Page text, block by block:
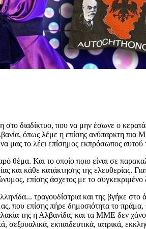
διαδίκτυο, που να μην έσωνε ο
όπως λέμε η επίσης ανύπαρκτη πια
μας το λέει επίσημος εκπρόσωπος αυτού
θέμα. Και το οποίο ποιο είναι σε
και κάθε κατάκτησης της ελευθερίας.
επίσης άσχετος με το συγκεκριμένο
τραγουδίστρια και της βγήκε
που επίσης πήρε δημοσιότητα το
της η Αλβανίδα, και τα ΜΜΕ δεν
εκπαιδευτικά, ιατρικά,